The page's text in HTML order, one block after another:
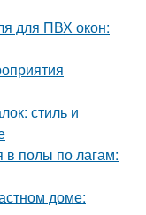
для ПВХ окон:
стиль и
в полы по лагам:
доме: